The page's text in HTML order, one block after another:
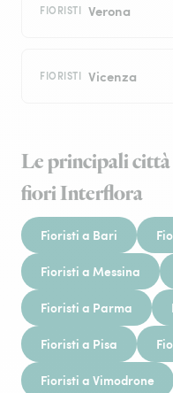
FIORISTI Verona
FIORISTI Vicenza
Le principali
fiori Interflora
Fioristi a Bari
Fioristi a Messina
Fioristi a Parma
Fioristi a Pisa
Fioristi a Vimodrone